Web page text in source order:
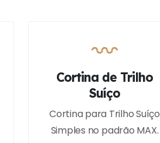
Cortina de Trilho
Suíço
Cortina para Trilho Suíço
Simples no padrão MAX.